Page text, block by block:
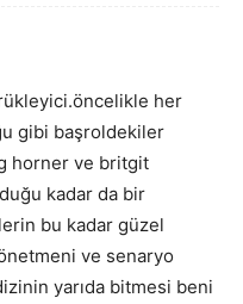
her
gibi başroldekiler
horner ve britgit
kadar da bir
bu kadar güzel
ve senaryo
yarıda bitmesi beni